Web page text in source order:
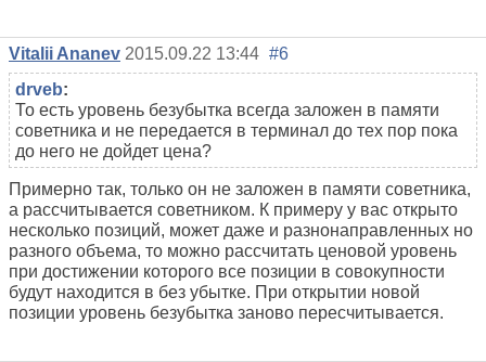
Vitalii Ananev 2015.09.22 13:44 #6
drveb:
То есть уровень безубытка всегда заложен в памяти
советника и не передается в терминал до тех пор пока
до него не дойдет цена?
Примерно так, только он не заложен в памяти советника,
а рассчитывается советником. К примеру у вас открыто
несколько позиций, может даже и разнонаправленных но
разного объема, то можно рассчитать ценовой уровень
при достижении которого все позиции в совокупности
будут находится в без убытке. При открытии новой
позиции уровень безубытка заново пересчитывается.